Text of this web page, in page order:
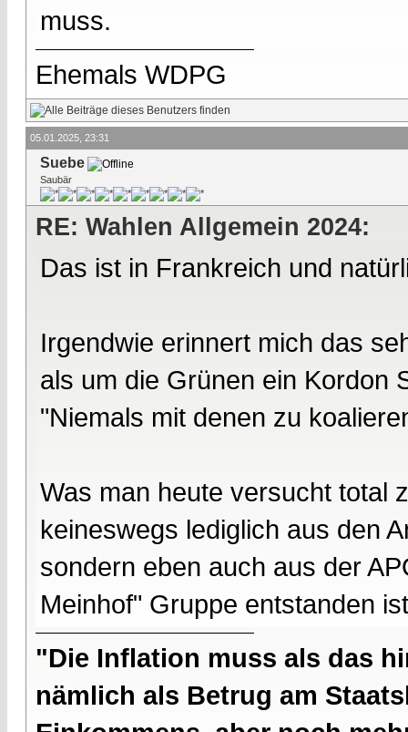
muss.
Ehemals WDPG
05.01.2025, 23:31
Suebe
Saubär
RE: Wahlen Allgemein 2024:
Das ist in Frankreich und
Irgendwie erinnert mich das
als um die Grünen ein Kordon
"Niemals mit denen zu
Was man heute versucht total
keineswegs lediglich aus den
sondern eben auch aus der
Meinhof" Gruppe entstanden
"Die Inflation muss als das
nämlich als Betrug am